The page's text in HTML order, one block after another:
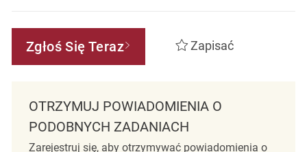
Zgłoś Się Teraz Zapisać
OTRZYMUJ POWIADOMIENIA O
PODOBNYCH ZADANIACH
Zarejestruj się, aby otrzymywać powiadomienia o